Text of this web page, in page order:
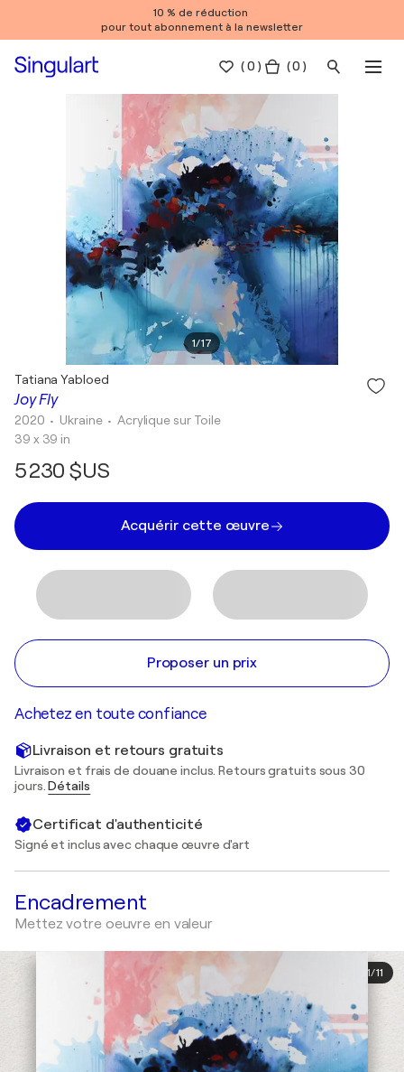
10 % de réduction
pour tout abonnement à la newsletter
(0 ) ( 0 )
1/17
Joy Fly
Tatiana Yabloed
2020 • Ukraine • Acrylique sur Toile
39 x 39 in
5 230 $US
Acquérir cette œuvre
Proposer un prix
Achetez en toute confiance
Livraison et retours gratuits
Livraison et frais de douane inclus. Retours gratuits sous 30
jours.Détails
Certificat d'authenticité
Signé et inclus avec chaque œuvre d'art
Encadrement
Mettez votre oeuvre en valeur
1/11